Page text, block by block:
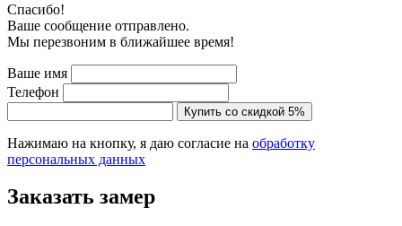
Cпасибо!
Ваше сообщение отправлено.
Мы перезвоним в ближайшее время!
Ваше имя
Телефон
Купить со скидкой 5%
Нажимаю на кнопку, я даю согласие на обработку
персональных данных
Заказать замер